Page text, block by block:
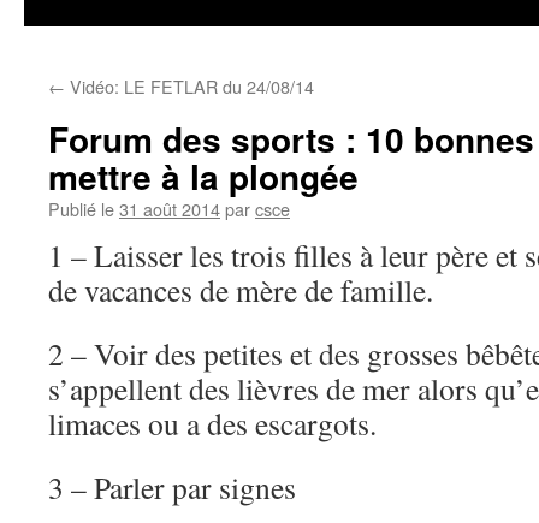
← Vidéo: LE FETLAR du 24/08/14
Forum des sports : 10
mettre à la plongée
Publié le31 août 2014parcsce
1 – Laisser les trois filles à leur père et
de vacances de mère de famille.
2 – Voir des petites et des grosses
s’appellent des lièvres de mer alors
limaces ou a des escargots.
3 – Parler par signes